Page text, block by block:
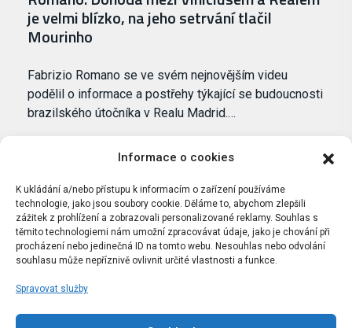
Informace o cookies
K ukládání a/nebo přístupu k informacím o zařízení používáme
technologie, jako jsou soubory cookie. Děláme to, abychom zlepšili
zážitek z prohlížení a zobrazovali personalizované reklamy. Souhlas s
těmito technologiemi nám umožní zpracovávat údaje, jako je chování při
procházení nebo jedinečná ID na tomto webu. Nesouhlas nebo odvolání
souhlasu může nepříznivě ovlivnit určité vlastnosti a funkce.
Spravovat služby
je velmi blízko, na jeho setrvání tlačil
Mourinho
Fabrizio Romano se ve svém nejnovějším videu
podělil o informace a postřehy týkající se budoucnosti
brazilského útočníka v Realu Madrid.…